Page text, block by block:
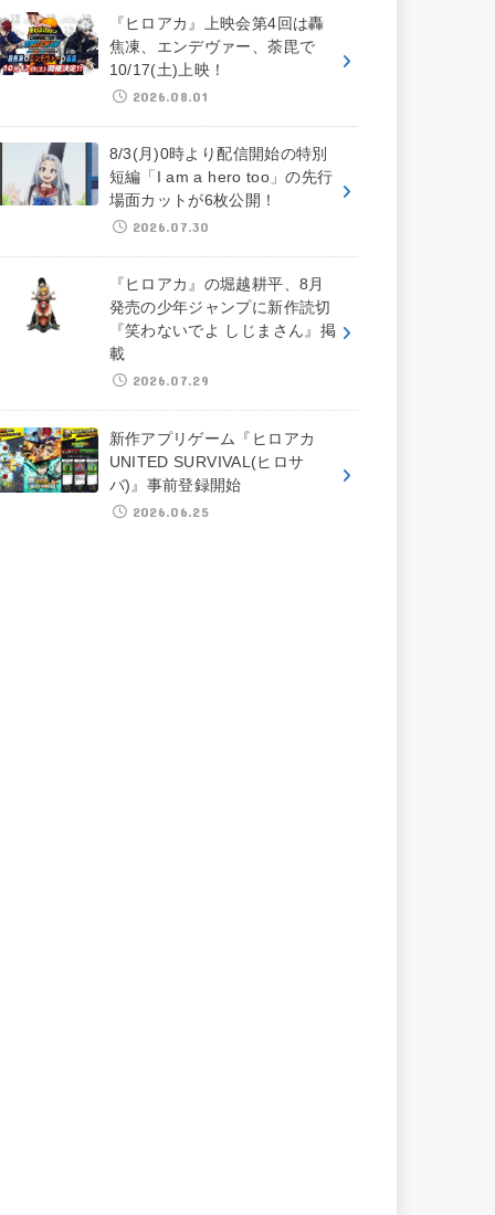
『ヒロアカ』上映会第4回は轟
焦凍、エンデヴァー、荼毘で
10/17(土)上映！
2026.08.01
8/3(月)0時より配信開始の特別
短編「I am a hero too」の先行
場面カットが6枚公開！
2026.07.30
『ヒロアカ』の堀越耕平、8月
発売の少年ジャンプに新作読切
『笑わないでよ しじまさん』掲
載
2026.07.29
新作アプリゲーム『ヒロアカ
UNITED SURVIVAL(ヒロサ
バ)』事前登録開始
2026.06.25